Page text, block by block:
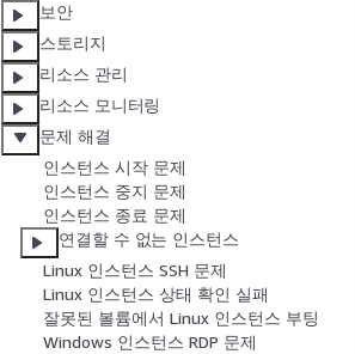
보안
스토리지
리소스 관리
리소스 모니터링
문제 해결
인스턴스 시작 문제
인스턴스 중지 문제
인스턴스 종료 문제
연결할 수 없는 인스턴스
Linux 인스턴스 SSH 문제
Linux 인스턴스 상태 확인 실패
잘못된 볼륨에서 Linux 인스턴스 부팅
Windows 인스턴스 RDP 문제